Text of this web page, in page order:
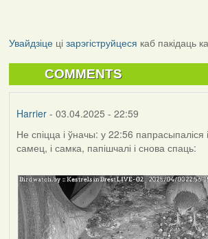
Увайдзіцеці зарэгіструйцеся каб пакідаць
COMMENTS
Harrier- 03.04.2025 - 22:59
Не спіцца і ўначы: у 22:56 папрасыпаліся і
самец, і самка, папішчалі і снова спаць: